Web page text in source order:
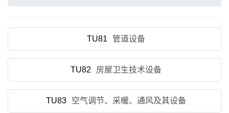
TU81 管道设备
TU82 房屋卫生技术设备
TU83 空气调节、采暖、通风及其设备